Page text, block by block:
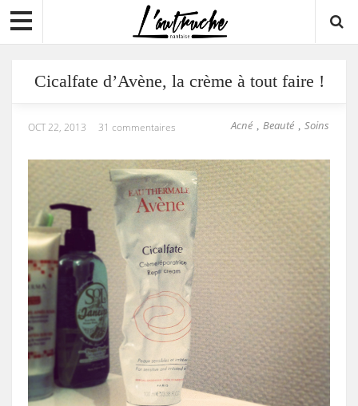
Cicalfate d’Avène, la crème à tout faire !
Acné , Beauté , Soins
OCT 22, 2013 31 commentaires